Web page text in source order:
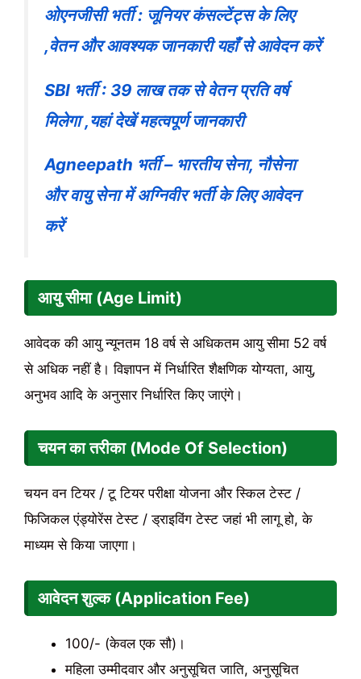
ओएनजीसी भर्ती : जूनियर कंसल्टेंट्स के लिए
,वेतन और आवश्यक जानकारी यहाँ से आवेदन करें
SBI भर्ती : 39 लाख तक से वेतन प्रति वर्ष
मिलेगा ,यहां देखें महत्वपूर्ण जानकारी
Agneepath भर्ती – भारतीय सेना, नौसेना
और वायु सेना में अग्निवीर भर्ती के लिए आवेदन
करें
आयु सीमा (Age Limit)
आवेदक की आयु न्यूनतम 18 वर्ष से अधिकतम आयु सीमा 52 वर्ष
से अधिक नहीं है। विज्ञापन में निर्धारित शैक्षणिक योग्यता, आयु,
अनुभव आदि के अनुसार निर्धारित किए जाएंगे।
चयन का तरीका (Mode Of Selection)
चयन वन टियर / टू टियर परीक्षा योजना और स्किल टेस्ट /
फिजिकल एंड्योरेंस टेस्ट / ड्राइविंग टेस्ट जहां भी लागू हो, के
माध्यम से किया जाएगा।
आवेदन शुल्क (Application Fee)
100/- (केवल एक सौ)।
महिला उम्मीदवार और अनुसूचित जाति, अनुसूचित